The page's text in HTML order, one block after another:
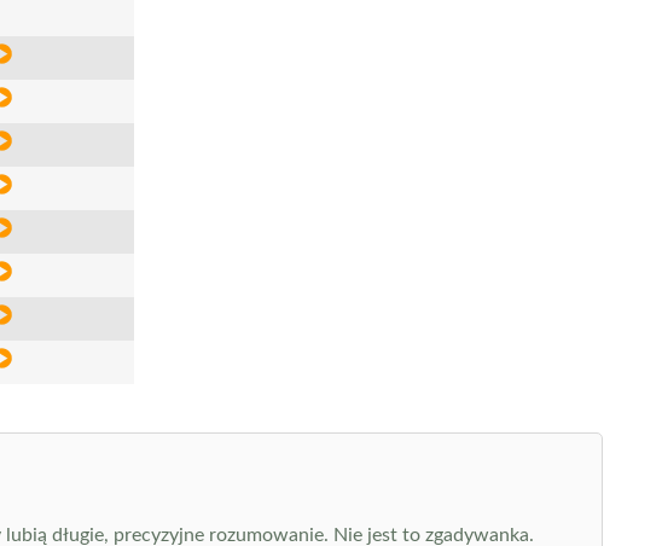
długie, precyzyjne rozumowanie. Nie jest to zgadywanka.